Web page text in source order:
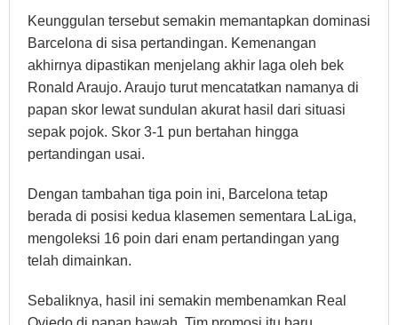
Keunggulan tersebut semakin memantapkan dominasi
Barcelona di sisa pertandingan. Kemenangan
akhirnya dipastikan menjelang akhir laga oleh bek
Ronald Araujo. Araujo turut mencatatkan namanya di
papan skor lewat sundulan akurat hasil dari situasi
sepak pojok. Skor 3-1 pun bertahan hingga
pertandingan usai.
Dengan tambahan tiga poin ini, Barcelona tetap
berada di posisi kedua klasemen sementara LaLiga,
mengoleksi 16 poin dari enam pertandingan yang
telah dimainkan.
Sebaliknya, hasil ini semakin membenamkan Real